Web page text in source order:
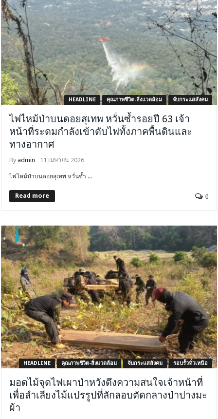
HEADLINE คุณภาพชีวิต-สิ่งแวดล้อม จับกระแสสังคม
ไฟไหม้ป่าบนดอยสุเทพ หวั่นซ้ำรอยปี 63 เจ้า
หน้าที่ระดมกำลังเข้าดับไฟทั้งภาคพื้นดินและ
ทางอากาศ
By admin 11 เมษายน 2026
ไฟไหม้ป่าบนดอยสุเทพ หวั่นซ้ำ ...
Read more 0
HEADLINE คุณภาพชีวิต-สิ่งแวดล้อม จับกระแสสังคม รอบรั้วทั่วเหนือ
มอดไม้จุดไฟเผาป่าหวังดึงความสนใจเจ้าหน้าที่
เพื่อลำเลียงไม้แปรรูปที่ลักลอบตัดกลางป่าปางมะ
ผ้า